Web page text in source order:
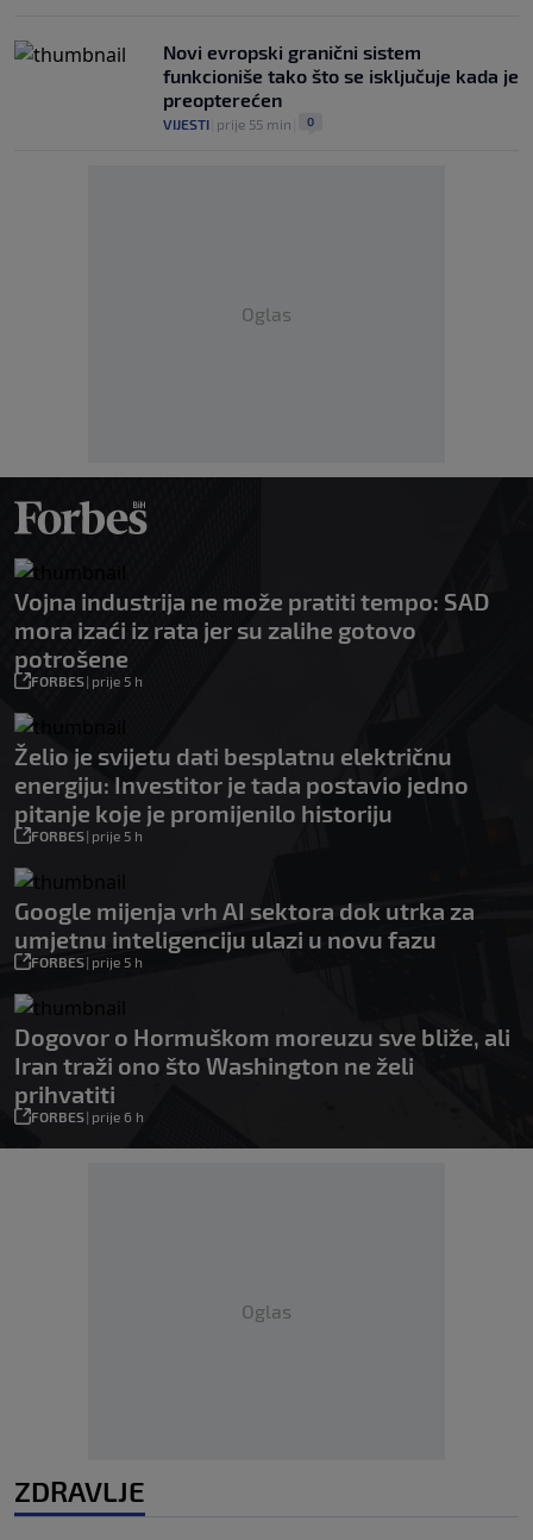
Novi evropski granični sistem
funkcioniše tako što se isključuje kada je
preopterećen
VIJESTI prije 55 min 0
Oglas
Vojna industrija ne može pratiti tempo: SAD
mora izaći iz rata jer su zalihe gotovo
potrošene
FORBES| prije 5 h
Želio je svijetu dati besplatnu električnu
energiju: Investitor je tada postavio jedno
pitanje koje je promijenilo historiju
FORBES| prije 5 h
Google mijenja vrh AI sektora dok utrka za
umjetnu inteligenciju ulazi u novu fazu
FORBES| prije 5 h
Dogovor o Hormuškom moreuzu sve bliže, ali
Iran traži ono što Washington ne želi
prihvatiti
FORBES| prije 6 h
Oglas
ZDRAVLJE